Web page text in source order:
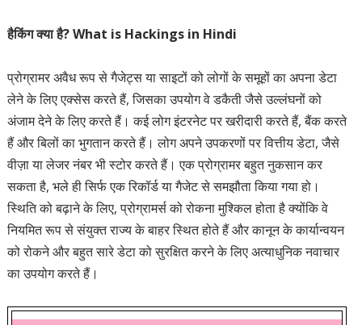
हैकिंग क्या है? What is Hackings in Hindi
प्रोग्रामर अवैध रूप से गैजेट्स या साइटों को लोगों के समूहों का अपना डेटा
लेने के लिए एक्सेस करते हैं, जिसका उपयोग वे डकैती जैसे उल्लंघनों को
अंजाम देने के लिए करते हैं। कई लोग इंटरनेट पर खरीदारी करते हैं, बैंक करते
हैं और बिलों का भुगतान करते हैं। लोग अपने उपकरणों पर वित्तीय डेटा, जैसे
वीज़ा या लेजर नंबर भी स्टोर करते हैं। एक प्रोग्रामर बहुत नुकसान कर
सकता है, भले ही सिर्फ एक रिकॉर्ड या गैजेट से समझौता किया गया हो।
स्थिति को बढ़ाने के लिए, प्रोग्रामर्स को रोकना मुश्किल होता है क्योंकि वे
नियमित रूप से संयुक्त राज्य के बाहर स्थित होते हैं और कानून के कार्यान्वयन
को रोकने और बहुत सारे डेटा को सुरक्षित करने के लिए अत्याधुनिक नवाचार
का उपयोग करते हैं।